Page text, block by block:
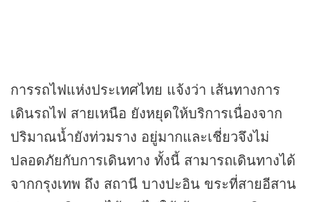
การรถไฟแห่งประเทศไทย แจ้งว่า เส้นทางการ
เดินรถไฟ สายเหนือ ยังหยุดให้บริการเนื่องจาก
ปริมาณน้ำยังท่วมราง อยู่มากและเชี่ยวจึงไม่
ปลอดภัยกับการเดินทาง ทั้งนี้ สามารถเดินทางได้
จากกรุงเทพ ถึง สถานี บางปะอิน ขระที่สายอีสาน